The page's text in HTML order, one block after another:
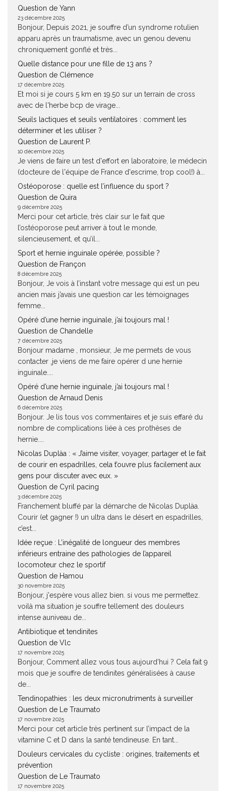
Question de Yann
23 décembre 2025
Bonjour, Depuis 2021, je souffre d’un syndrome rotulien
apparu après un traumatisme, avec un genou devenu
chroniquement gonflé et très...
Quelle distance pour une fille de 13 ans ?
Question de Clémence
17 décembre 2025
Et moi si je cours 5 km en 19.50 sur un terrain de cross
avec de l'herbe bcp de virage...
Seuils lactiques et seuils ventilatoires : comment les
déterminer et les utiliser ?
Question de Laurent P.
10 décembre 2025
Je viens de faire un test d'effort en laboratoire, le médecin
(docteure de l'équipe de France d'escrime, trop cool!) à...
Ostéoporose : quelle est l’influence du sport ?
Question de Quira
9 décembre 2025
Merci pour cet article, très clair sur le fait que
l’ostéoporose peut arriver à tout le monde,
silencieusement, et qu’il...
Sport et hernie inguinale opérée, possible ?
Question de Françon
8 décembre 2025
Bonjour, Je vois à l’instant votre message qui est un peu
ancien mais j’avais une question car les témoignages
femme...
Opéré d’une hernie inguinale, j’ai toujours mal !
Question de Chandelle
7 décembre 2025
Bonjour madame , monsieur, Je me permets de vous
contacter ,je viens de me faire opérer d une hernie
inguinale....
Opéré d’une hernie inguinale, j’ai toujours mal !
Question de Arnaud Denis
6 décembre 2025
Bonjour. Je lis tous vos commentaires et je suis effaré du
nombre de complications liée à ces prothèses de
hernie....
Nicolas Duplàa : « J’aime visiter, voyager, partager et le fait
de courir en espadrilles, cela t’ouvre plus facilement aux
gens pour discuter avec eux. »
Question de Cyril pacing
3 décembre 2025
Franchement bluffé par la démarche de Nicolas Duplàa.
Courir (et gagner !) un ultra dans le désert en espadrilles,
c’est...
Idée reçue : L’inégalité de longueur des membres
inférieurs entraine des pathologies de l’appareil
locomoteur chez le sportif
Question de Hamou
30 novembre 2025
Bonjour, j'espère vous allez bien. si vous me permettez.
voilà ma situation je souffre tellement des douleurs
intense auniveau de...
Antibiotique et tendinites
Question de Vlc
17 novembre 2025
Bonjour, Comment allez vous tous aujourd'hui ? Cela fait 9
mois que je souffre de tendinites généralisées à cause
de...
Tendinopathies : les deux micronutriments à surveiller
Question de Le Traumato
17 novembre 2025
Merci pour cet article très pertinent sur l’impact de la
vitamine C et D dans la santé tendineuse. En tant...
Douleurs cervicales du cycliste : origines, traitements et
prévention
Question de Le Traumato
17 novembre 2025